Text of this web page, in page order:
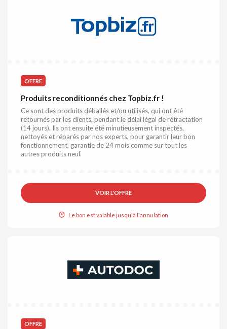
OFFRE
Produits reconditionnés chez Topbiz.fr !
Ce sont des produits déballés et/ou utilisés, qui ont été
retournés par les clients, pendant le délai légal de rétractation
(14 jours). Ils ont ensuite été minutieusement inspectés,
nettoyés et réparés par nos experts, pour garantir leur bon
fonctionnement, garantie de 24 mois comme sur tout les
autres produits neuf.
VOIR L'OFFRE
Le bon est valable jusqu'à l'annulation
OFFRE